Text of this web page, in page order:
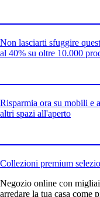
Non lasciarti sfuggire
al 40% su oltre 10.000
Risparmia ora su mobili e
altri spazi all'aperto
Collezioni premium
Negozio online con
arredare la tua casa come